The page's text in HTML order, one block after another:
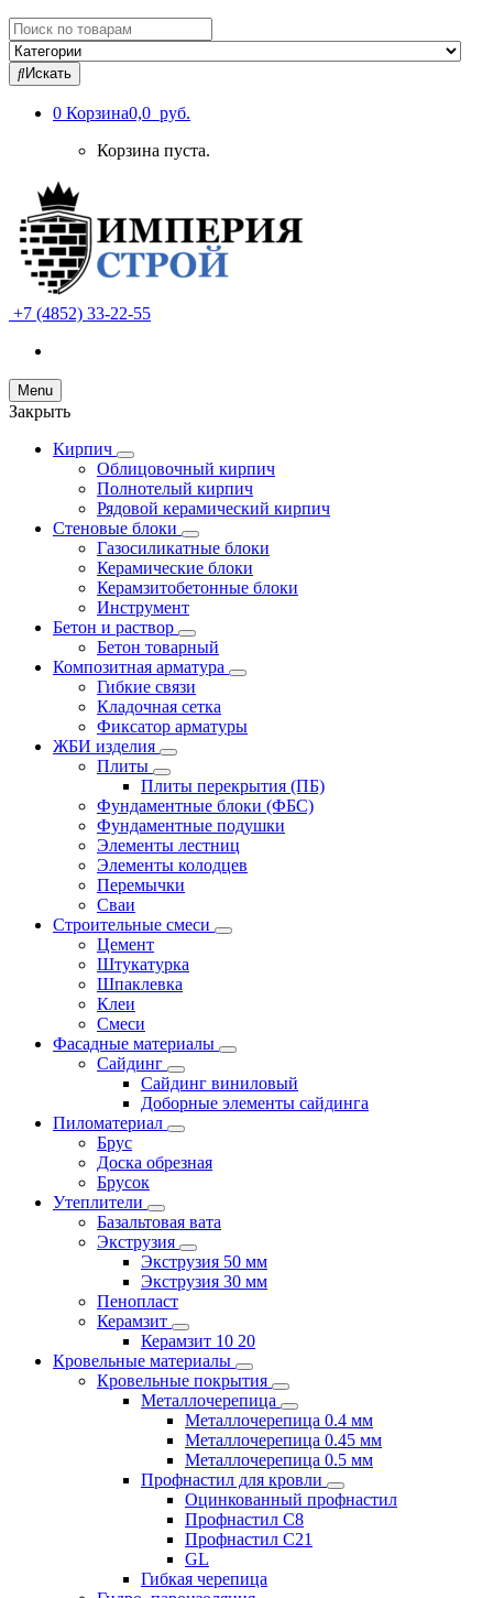
Search
for:
Искать
0 Корзина0,0 руб.
Корзина пуста.
+7 (4852) 33-22-55
Menu
Закрыть
Кирпич
Облицовочный кирпич
Полнотелый кирпич
Рядовой керамический кирпич
Стеновые блоки
Газосиликатные блоки
Керамические блоки
Керамзитобетонные блоки
Инструмент
Бетон и раствор
Бетон товарный
Композитная арматура
Гибкие связи
Кладочная сетка
Фиксатор арматуры
ЖБИ изделия
Плиты
Плиты перекрытия (ПБ)
Фундаментные блоки (ФБС)
Фундаментные подушки
Элементы лестниц
Элементы колодцев
Перемычки
Сваи
Строительные смеси
Цемент
Штукатурка
Шпаклевка
Клеи
Смеси
Фасадные материалы
Сайдинг
Сайдинг виниловый
Доборные элементы сайдинга
Пиломатериал
Брус
Доска обрезная
Брусок
Утеплители
Базальтовая вата
Экструзия
Экструзия 50 мм
Экструзия 30 мм
Пенопласт
Керамзит
Керамзит 10 20
Кровельные материалы
Кровельные покрытия
Металлочерепица
Металлочерепица 0.4 мм
Металлочерепица 0.45 мм
Металлочерепица 0.5 мм
Профнастил для кровли
Оцинкованный профнастил
Профнастил С8
Профнастил С21
GL
Гибкая черепица